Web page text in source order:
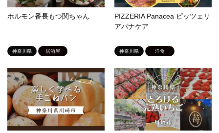
ホルモン番長もつ関ちゃん
神奈川県 居酒屋
PIZZERIA Panacea ピッツェリ
アパナケア
神奈川県 洋食